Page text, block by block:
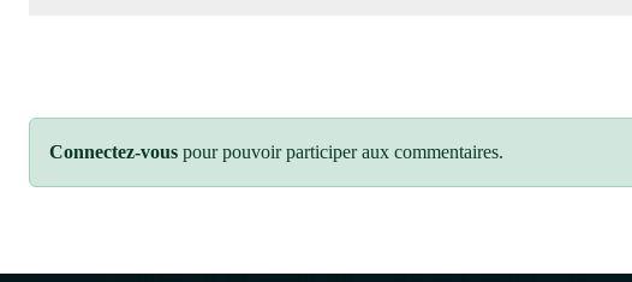
Connectez-vous pour pouvoir participer aux commentaires.